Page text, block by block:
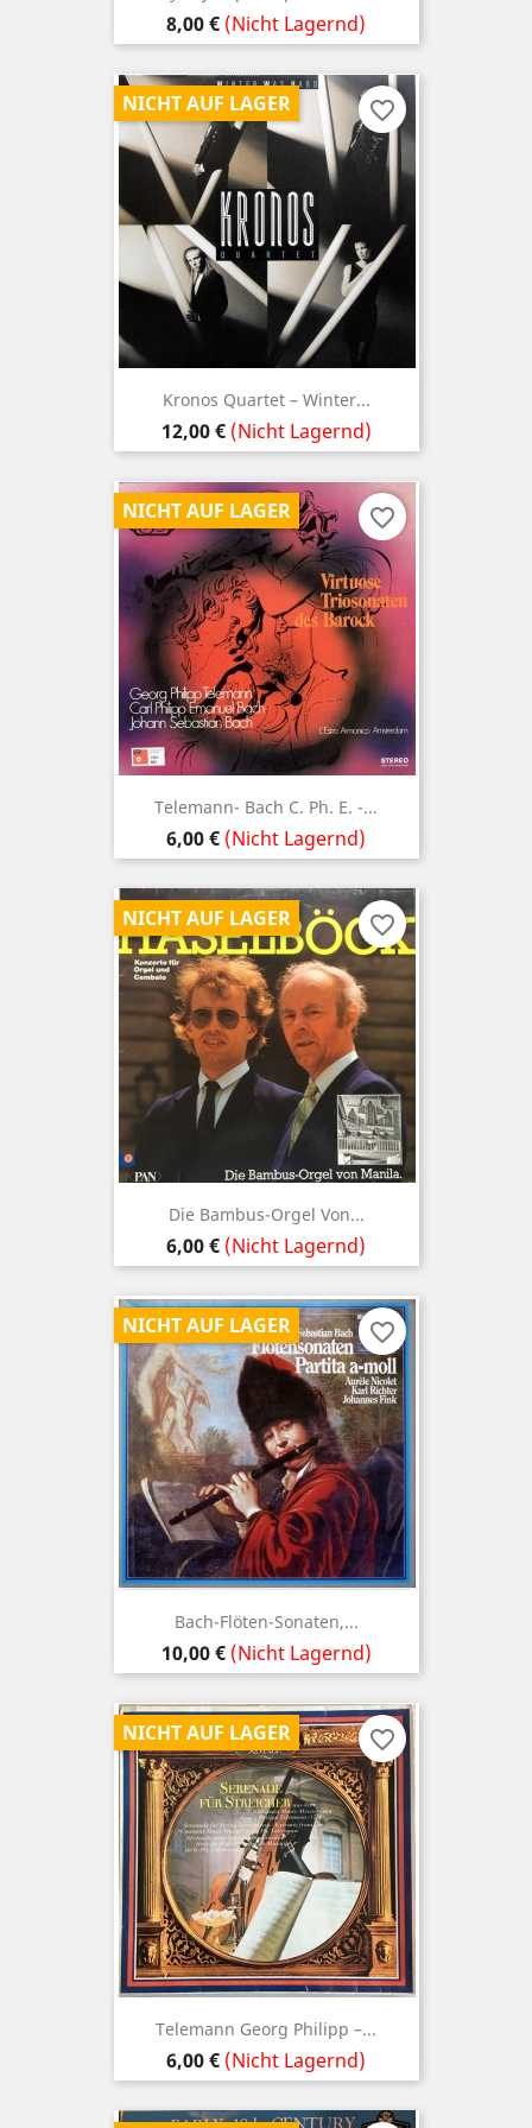
Preis
8,00 € (Nicht Lagernd)
Kronos Quartet ‎– Winter...
Preis
12,00 € (Nicht Lagernd)
NICHT AUF LAGER favorite_border
Telemann- Bach C. Ph. E. -...
Preis
6,00 € (Nicht Lagernd)
NICHT AUF LAGER favorite_border
Die Bambus-Orgel Von...
Preis
6,00 € (Nicht Lagernd)
NICHT AUF LAGER favorite_border
Bach-Flöten-Sonaten,...
Preis
10,00 € (Nicht Lagernd)
NICHT AUF LAGER favorite_border
Telemann ‎Georg Philipp –...
Preis
6,00 € (Nicht Lagernd)
NICHT AUF LAGER favorite_border